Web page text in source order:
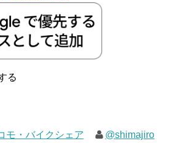
る
モ・バイクシェア @shimajiro